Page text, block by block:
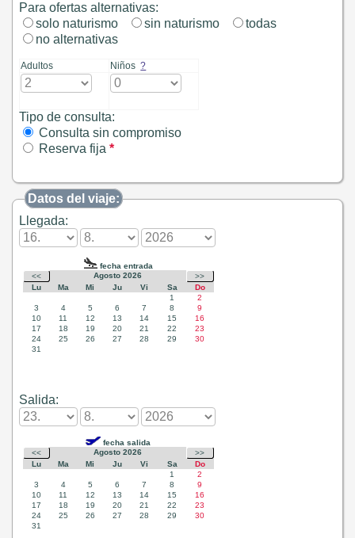
Para ofertas alternativas:
solo naturismo
sin naturismo
todas
no alternativas
Adultos Niños?
Tipo de consulta:
Consulta sin compromiso
Reserva fija*
Datos del viaje:
Llegada:
Salida: